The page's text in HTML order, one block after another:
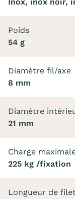
Poids
54 g
Diamètre fil/axe
8 mm
Diamètre
21 mm
Charge
225 kg /fixation
Longueur de